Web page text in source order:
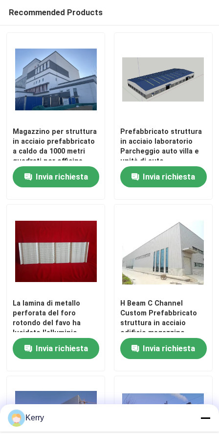
Prodotti
Recommended Products
Magazzino per struttura
in acciaio prefabbricato
a caldo da 1000 metri
quadrati per officina
logistica Edificio
industriale Edificio
Invia richiesta
Prefabbricato struttura
in acciaio laboratorio
Parcheggio auto villa e
unità di auto-
immagazzinamento per
scuola palestra Hangar
Invia richiesta
La lamina di metallo
perforata del foro
rotondo del favo ha
lucidato l'alluminio
galvanizzato
Invia richiesta
H Beam C Channel
Custom Prefabbricato
struttura in acciaio
edificio magazzino
Invia richiesta
Kerry